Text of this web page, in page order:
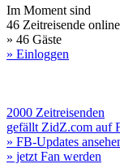
Im Moment sind
46 Zeitreisende
» 46 Gäste
» Einloggen
2000 Zeitreisenden
gefällt ZidZ.com auf
» FB-Updates
» jetzt Fan werden